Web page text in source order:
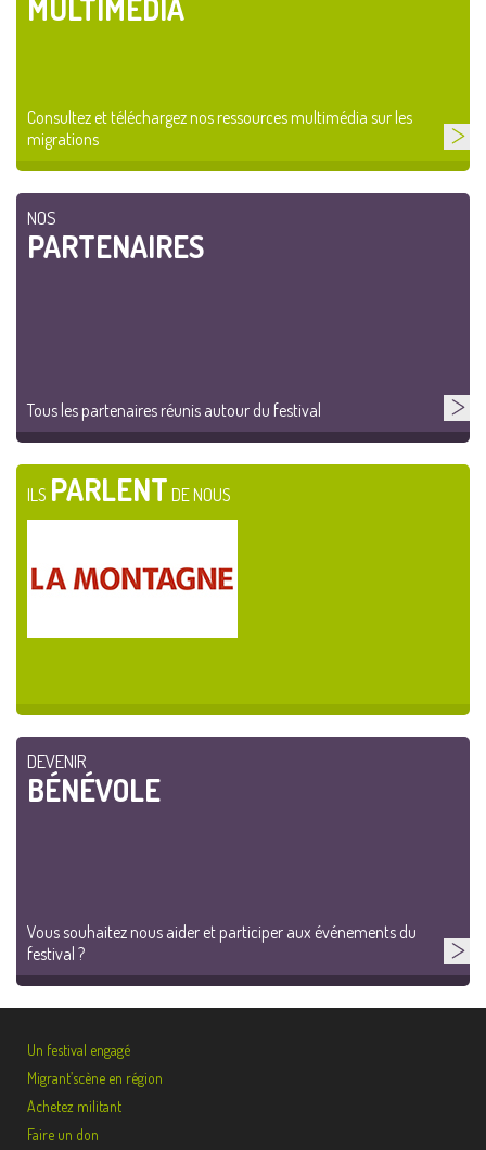
MULTIMÉDIA
Consultez et téléchargez nos ressources multimédia sur les
migrations
NOS
PARTENAIRES
Tous les partenaires réunis autour du festival
ILS PARLENT DE NOUS
DEVENIR
BÉNÉVOLE
Vous souhaitez nous aider et participer aux événements du
festival ?
Un festival engagé
Migrant’scène en région
Achetez militant
Faire un don